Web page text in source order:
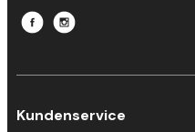
Kundenservice